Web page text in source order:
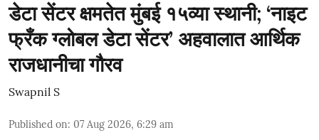
डेटा सेंटर क्षमतेत मुंबई १५व्या स्थानी; ‘नाइट
फ्रँक ग्लोबल डेटा सेंटर’ अहवालात आर्थिक
राजधानीचा गौरव
Swapnil S
Published on: 07 Aug 2026, 6:29 am